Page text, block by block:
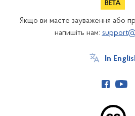
Якщо ви маєте зауваження або
напишіть нам:
In